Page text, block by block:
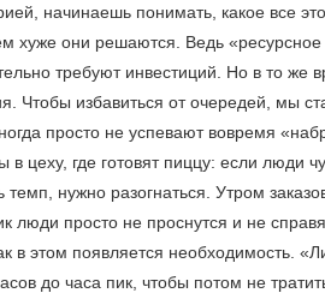
начинаешь понимать, какое все
хуже они решаются. Ведь
требуют инвестиций. Но в то же
Чтобы избавиться от очередей, мы
просто не успевают вовремя
цеху, где готовят пиццу: если люди
нужно разогнаться. Утром
люди просто не проснутся и не
этом появляется необходимость.
до часа пик, чтобы потом не